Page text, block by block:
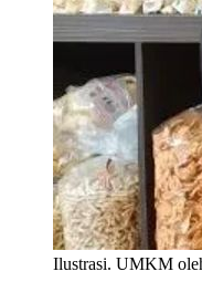
Ilustrasi. UMKM